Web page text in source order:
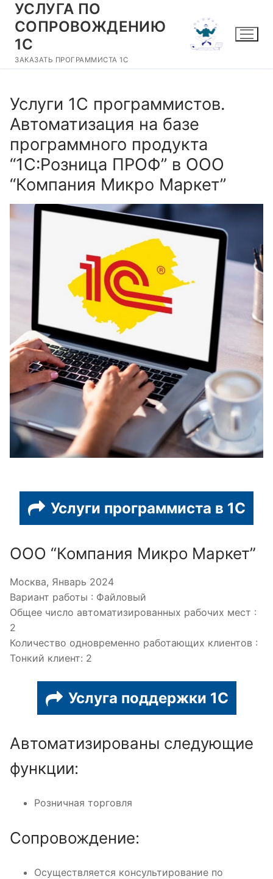
Перейти
содержимому
УСЛУГА ПО
СОПРОВОЖДЕНИЮ
1С
ЗАКАЗАТЬ ПРОГРАММИСТА 1С
Услуги 1С программистов.
Автоматизация на базе
программного продукта
“1С:Розница ПРОФ” в ООО
“Компания Микро Маркет”
Услуги программиста в 1С
ООО “Компания Микро Маркет”
Москва, Январь 2024
Вариант работы : Файловый
Общее число автоматизированных рабочих мест :
2
Количество одновременно работающих клиентов :
Тонкий клиент: 2
Услуга поддержки 1С
Автоматизированы следующие
функции:
Розничная торговля
Сопровождение:
Осуществляется консультирование по